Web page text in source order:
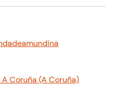
Coruña (A Coruña)